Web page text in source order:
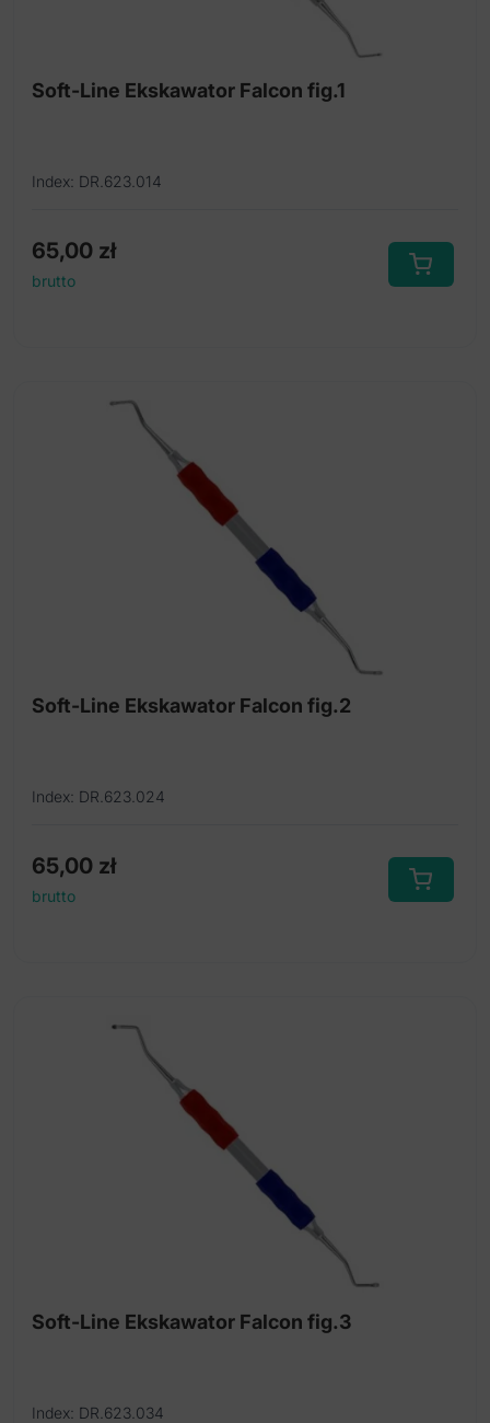
Soft-Line Ekskawator Falcon fig.1
Index: DR.623.014
65,00 zł
brutto
Soft-Line Ekskawator Falcon fig.2
Index: DR.623.024
65,00 zł
brutto
Soft-Line Ekskawator Falcon fig.3
Index: DR.623.034